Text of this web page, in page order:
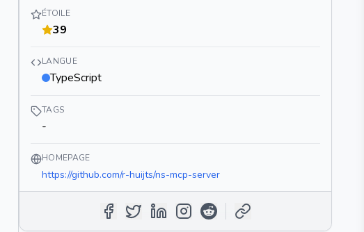
ÉTOILE
39
LANGUE
TypeScript
TAGS
-
HOMEPAGE
https://github.com/r-huijts/ns-mcp-server